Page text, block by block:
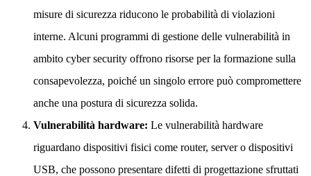
misure di sicurezza riducono le probabilità di violazioni
interne. Alcuni programmi di gestione delle vulnerabilità in
ambito cyber security offrono risorse per la formazione sulla
consapevolezza, poiché un singolo errore può compromettere
anche una postura di sicurezza solida.
Vulnerabilità hardware: Le vulnerabilità hardware
riguardano dispositivi fisici come router, server o dispositivi
USB, che possono presentare difetti di progettazione sfruttati